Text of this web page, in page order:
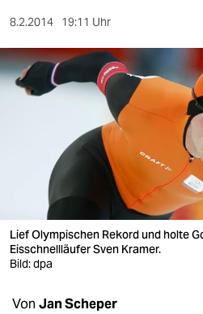
sport
berlin
nord
verlag
veranstaltungen
shop
fragen & hilfe
8.2.2014 19:11 Uhr
Lief Olympischen Rekord und holte
Eisschnellläufer Sven Kramer.
Bild: dpa
Von Jan Scheper